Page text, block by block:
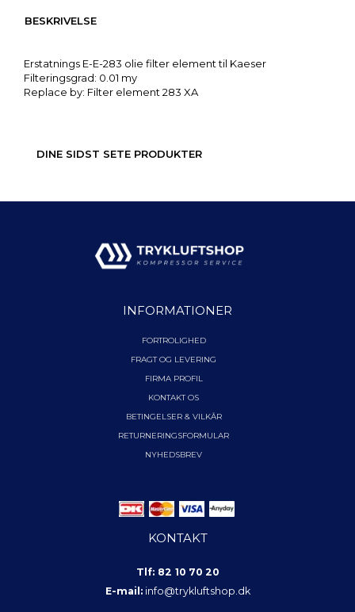
BESKRIVELSE
Erstatnings E-E-283 olie filter element til Kaeser
Filteringsgrad: 0.01 my
Replace by: Filter element 283 XA
DINE SIDST SETE PRODUKTER
INFORMATIONER
FORTROLIGHED
FRAGT OG LEVERING
FIRMA PROFIL
KONTAKT OS
BETINGELSER & VILKÅR
RETURNERINGSFORMULAR
NYHEDSBREV
KONTAKT
Tlf: 82 10 70 20
E-mail: info@trykluftshop.dk